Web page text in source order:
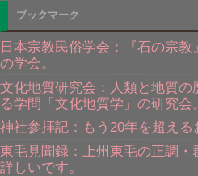
ブックマーク
日本宗教民俗学会：『石の宗
の学会。
文化地質研究会：人類と地質
る学問「文化地質学」の研究会。
神社参拝記：もう20年を超える
東毛見聞録：上州東毛の正調・
詳しいです。